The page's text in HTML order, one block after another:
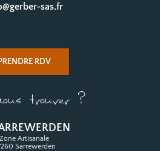
sas.fr
PRENDRE RDV
trouver ?
Zone Artisanale
Sarrewerden